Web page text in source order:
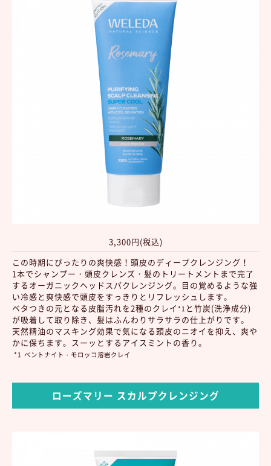
3,300円(税込)
この時期にぴったりの爽快感！頭皮のディープクレンジング！
1本でシャンプー・頭皮クレンズ・髪のトリートメントまで完了
するオーガニックヘッドスパクレンジング。目の覚めるような強
い冷感と爽快感で頭皮をすっきりとリフレッシュします。
ベタつきの元となる皮脂汚れを2種のクレイ *1 と竹炭(洗浄成分)
が吸着して取り除き、髪はふんわりサラサラの仕上がりです。
天然精油のマスキング効果で気になる頭皮のニオイを抑え、爽や
かに保ちます。スーッとするアイスミントの香り。
*1 ベントナイト・モロッコ溶岩クレイ
ローズマリー スカルプクレンジング